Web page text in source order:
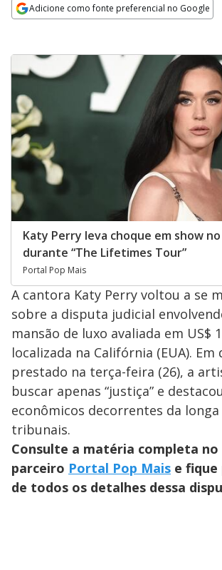
Adicione como fonte preferencial no Google
Katy Perry leva choque em show
durante “The Lifetimes Tour”
Portal Pop Mais
A cantora Katy Perry voltou a se
sobre a disputa judicial
mansão de luxo avaliada em US$
localizada na Califórnia (EUA).
prestado na terça-feira (26), a
buscar apenas “justiça” e
econômicos decorrentes da
tribunais.
Consulte a matéria completa no
parceiro Portal Pop Mais e
de todos os detalhes dessa